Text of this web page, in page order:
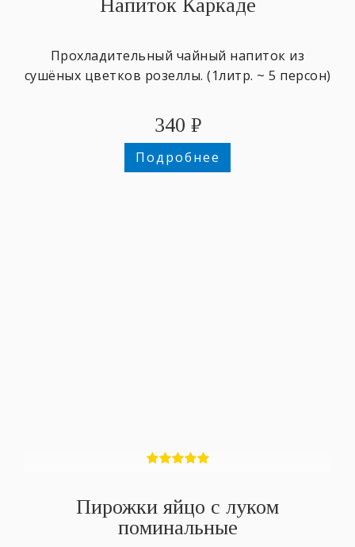
Напиток Каркаде
Прохладительный чайный напиток из
сушёных цветков розеллы. (1литр. ~ 5 персон)
340 ₽
Подробнее
Пирожки яйцо с луком
поминальные